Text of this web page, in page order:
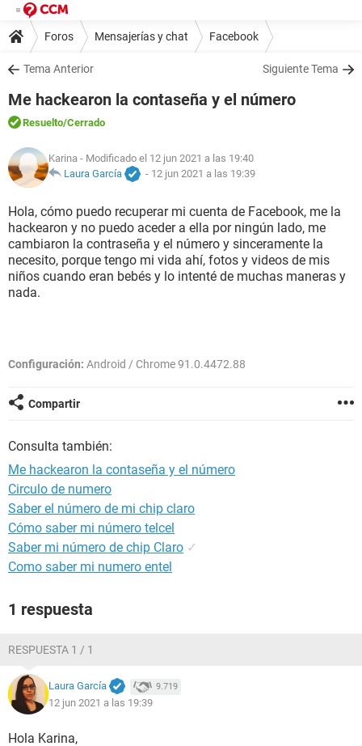
Foros Mensajerías y chat Facebook
Tema Anterior Siguiente Tema
Me hackearon la contaseña y el número
Resuelto/Cerrado
Karina - Modificado el 12 jun 2021 a las 19:40
Laura García
- 12 jun 2021 a las 19:39
Hola, cómo puedo recuperar mi cuenta de Facebook, me la
hackearon y no puedo aceder a ella por ningún lado, me
cambiaron la contraseña y el número y sinceramente la
necesito, porque tengo mi vida ahí, fotos y videos de mis
niños cuando eran bebés y lo intenté de muchas maneras y
nada.
Configuración: Android / Chrome 91.0.4472.88
Compartir
Consulta también:
Me hackearon la contaseña y el número
Circulo de numero
Saber el número de mi chip claro
Cómo saber mi número telcel
Saber mi número de chip Claro ✓
Como saber mi numero entel
1 respuesta
RESPUESTA 1 / 1
Laura García 9.719
12 jun 2021 a las 19:39
Hola Karina,